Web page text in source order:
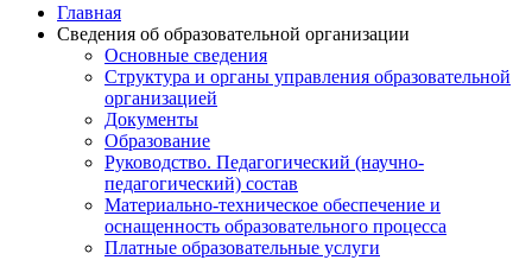
Главная
Сведения об образовательной организации
Основные сведения
Структура и органы управления образовательной
организацией
Документы
Образование
Руководство. Педагогический (научно-
педагогический) состав
Материально-техническое обеспечение и
оснащенность образовательного процесса
Платные образовательные услуги